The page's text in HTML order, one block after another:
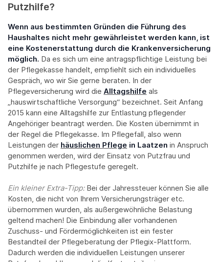
Putzhilfe?
Wenn aus bestimmten Gründen die Führung des
Haushaltes nicht mehr gewährleistet werden kann, ist
eine Kostenerstattung durch die Krankenversicherung
möglich. Da es sich um eine antragspflichtige Leistung bei
der Pflegekasse handelt, empfiehlt sich ein individuelles
Gespräch, wo wir Sie gerne beraten. In der
Pflegeversicherung wird die Alltagshilfe als
„hauswirtschaftliche Versorgung“ bezeichnet. Seit Anfang
2015 kann eine Alltagshilfe zur Entlastung pflegender
Angehöriger beantragt werden. Die Kosten übernimmt in
der Regel die Pflegekasse. Im Pflegefall, also wenn
Leistungen der häuslichen Pflege in Laatzen in Anspruch
genommen werden, wird der Einsatz von Putzfrau und
Putzhilfe je nach Pflegestufe geregelt.
Ein kleiner Extra-Tipp:‍ Bei der Jahressteuer können Sie alle
Kosten, die nicht von Ihrem Versicherungsträger etc.
übernommen wurden, als außergewöhnliche Belastung
geltend machen! Die Einbindung aller vorhandenen
Zuschuss- und Fördermöglichkeiten ist ein fester
Bestandteil der Pflegeberatung der Pflegix-Plattform.
Dadurch werden die individuellen Leistungen unserer